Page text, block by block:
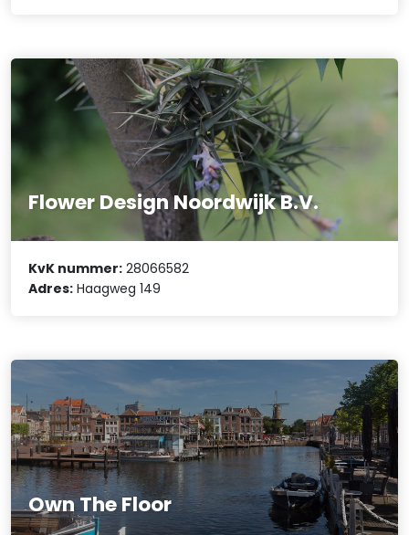
Flower Design Noordwijk B.V.
KvK nummer: 28066582
Adres: Haagweg 149
Own The Floor